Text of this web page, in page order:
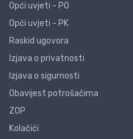
Opći uvjeti - PO
Opći uvjeti - PK
Raskid ugovora
Izjava o privatnosti
Izjava o sigurnosti
Obavijest potrošačima
ZOP
Kolačići